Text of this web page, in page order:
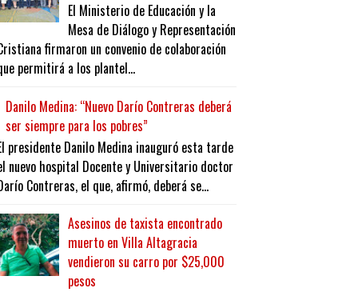
El Ministerio de Educación y la
Mesa de Diálogo y Representación
firmaron un convenio de colaboración
permitirá a los plantel...
Danilo Medina: “Nuevo Darío Contreras deberá
ser siempre para los pobres”
presidente Danilo Medina inauguró esta tarde
nuevo hospital Docente y Universitario doctor
Contreras, el que, afirmó, deberá se...
Asesinos de taxista encontrado
muerto en Villa Altagracia
vendieron su carro por $25,000
pesos